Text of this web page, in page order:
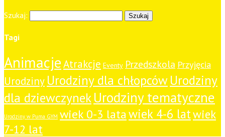
Szukaj:
Tagi
AnimacjeAtrakcje Eventy Przedszkola Przyjęcia
Urodziny Urodziny dla chłopcówUrodziny
dla dziewczynekUrodziny tematyczne
Urodziny w Puma GYM wiek 0-3 latawiek 4-6 latwiek
7-12 lat